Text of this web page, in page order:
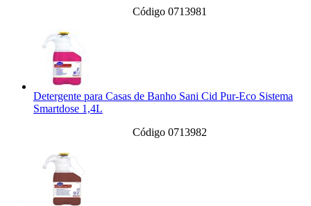
Código 0713981
Detergente para Casas de Banho Sani Cid Pur-Eco Sistema
Smartdose 1,4L
Código 0713982